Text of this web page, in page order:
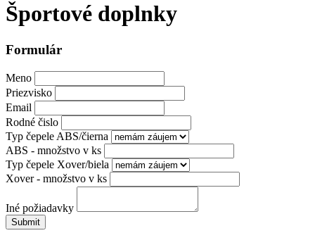
Športové doplnky
Formulár
Meno
Priezvisko
Email
Rodné čislo
Typ čepele ABS/čierna
ABS - množstvo v ks
Typ čepele Xover/biela
Xover - množstvo v ks
Iné požiadavky